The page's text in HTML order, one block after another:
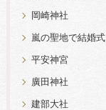
岡崎神社
嵐の聖地で結婚式
平安神宮
廣田神社
建部大社